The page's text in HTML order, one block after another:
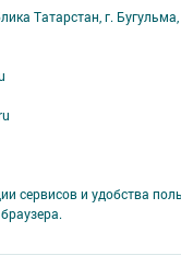
Татарстан, г.
сервисов и удобства